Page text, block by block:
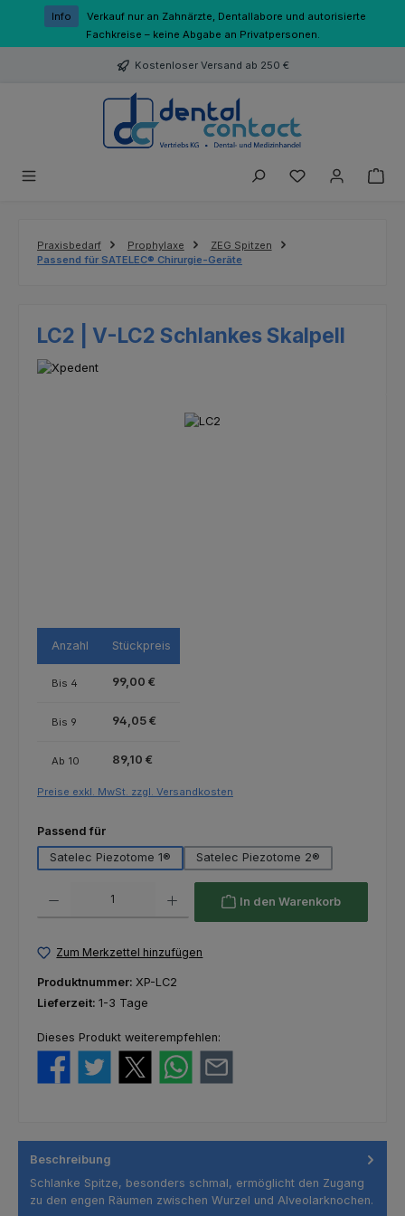
Zum Hauptinhalt springen
Info
Verkauf nur an Zahnärzte, Dentallabore und autorisierte
Fachkreise – keine Abgabe an Privatpersonen.
Kostenloser Versand ab 250 €
Du hast 0
Praxisbedarf Prophylaxe
ZEG Spitzen
Passend für SATELEC® Chirurgie-Geräte
LC2 | V-LC2 Schlankes Skalpell
Anzahl Stückpreis
Bis 4 99,00 €
Bis 9 94,05 €
Ab 10 89,10 €
Preise exkl. MwSt. zzgl. Versandkosten
Passend fürauswählen
Satelec Piezotome 1®
Satelec Piezotome 2®
In den Warenkorb
Zum Merkzettel hinzufügen
Produktnummer: XP-LC2
Lieferzeit: 1-3 Tage
Dieses Produkt weiterempfehlen:
Beschreibung
Schlanke Spitze, besonders schmal, ermöglicht den Zugang
zu den engen Räumen zwischen Wurzel und Alveolarknochen.